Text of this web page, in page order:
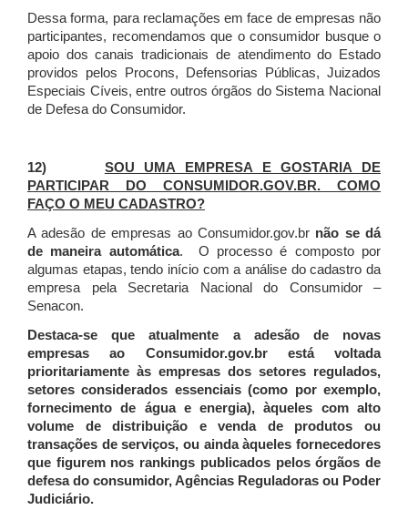
Dessa forma, para reclamações em face de empresas não
participantes, recomendamos que o consumidor busque o
apoio dos canais tradicionais de atendimento do Estado
providos pelos Procons, Defensorias Públicas, Juizados
Especiais Cíveis, entre outros órgãos do Sistema Nacional
de Defesa do Consumidor.
12) SOU UMA EMPRESA E GOSTARIA DE
PARTICIPAR DO CONSUMIDOR.GOV.BR. COMO
FAÇO O MEU CADASTRO?
A adesão de empresas ao Consumidor.gov.br não se dá
de maneira automática. O processo é composto por
algumas etapas, tendo início com a análise do cadastro da
empresa pela Secretaria Nacional do Consumidor –
Senacon.
Destaca-se que atualmente a adesão de novas
empresas ao Consumidor.gov.br está voltada
prioritariamente às empresas dos setores regulados,
setores considerados essenciais (como por exemplo,
fornecimento de água e energia), àqueles com alto
volume de distribuição e venda de produtos ou
transações de serviços, ou ainda àqueles fornecedores
que figurem nos rankings publicados pelos órgãos de
defesa do consumidor, Agências Reguladoras ou Poder
Judiciário.